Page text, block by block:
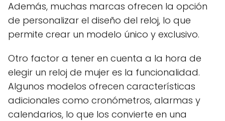
Además, muchas marcas ofrecen la opción
de personalizar el diseño del reloj, lo que
permite crear un modelo único y exclusivo.
Otro factor a tener en cuenta a la hora de
elegir un reloj de mujer es la funcionalidad.
Algunos modelos ofrecen características
adicionales como cronómetros, alarmas y
calendarios, lo que los convierte en una